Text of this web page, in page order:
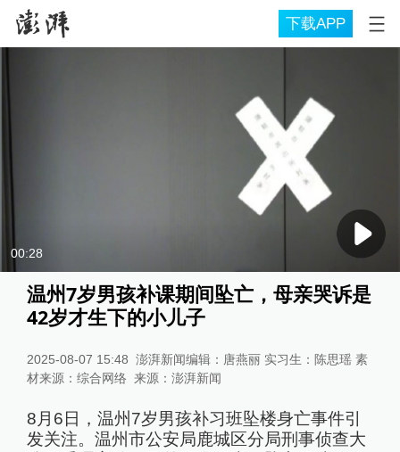
下载APP
00:28
温州7岁男孩补课期间坠亡，母亲哭诉是
42岁才生下的小儿子
2025-08-07 15:48 澎湃新闻编辑：唐燕丽 实习生：陈思瑶 素
材来源：综合网络 来源： 澎湃新闻
8月6日，温州7岁男孩补习班坠楼身亡事件引
发关注。温州市公安局鹿城区分局刑事侦查大